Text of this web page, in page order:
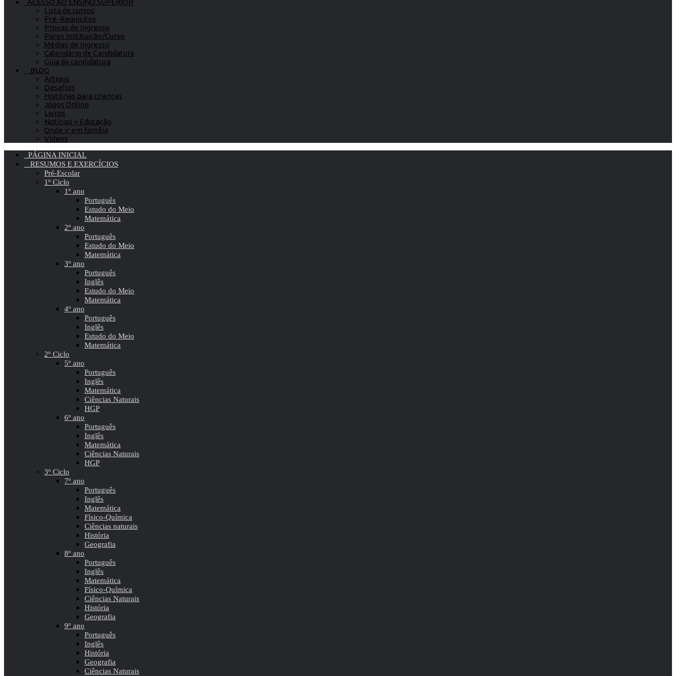
ACESSO AO ENSINO SUPERIOR
Lista de cursos
Pré-Requisitos
Provas de Ingresso
Pares Instituição/Curso
Médias de Ingresso
Calendário de Candidatura
Guia da candidatura
BLOG
Artigos
Desafios
Histórias para crianças
Jogos Online
Livros
Notícias » Educação
Onde ir em família
Vídeos
PÁGINA INICIAL
RESUMOS E EXERCÍCIOS
Pré-Escolar
1º Ciclo
1º ano
Português
Estudo do Meio
Matemática
2º ano
Português
Estudo do Meio
Matemática
3º ano
Português
Inglês
Estudo do Meio
Matemática
4º ano
Português
Inglês
Estudo do Meio
Matemática
2º Ciclo
5º ano
Português
Inglês
Matemática
Ciências Naturais
HGP
6º ano
Português
Inglês
Matemática
Ciências Naturais
HGP
3º Ciclo
7º ano
Português
Inglês
Matemática
Físico-Química
Ciências naturais
História
Geografia
8º ano
Português
Inglês
Matemática
Físico-Química
Ciências Naturais
História
Geografia
9º ano
Português
Inglês
História
Geografia
Ciências Naturais